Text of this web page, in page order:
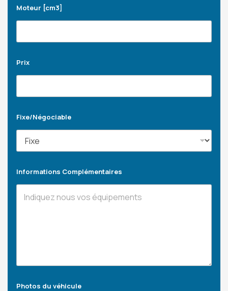
Moteur [cm3]
Prix
Fixe/Négociable
Informations Complémentaires
Photos du véhicule